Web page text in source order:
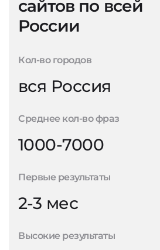
сайтов по всей
России
Кол-во городов
вся Россия
Среднее кол-во фраз
1000-7000
Первые результаты
2-3 мес
Высокие результаты